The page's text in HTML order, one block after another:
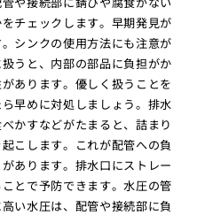
チェックします。早期発見が
シンクの使用方法にも注意が
うと、内部の部品に負担がか
あります。優しく扱うことを
早めに対処しましょう。排水
かすなどがたまると、詰まり
こします。これが配管への負
あります。排水口にストレー
とで予防できます。水圧の管
い水圧は、配管や接続部に負